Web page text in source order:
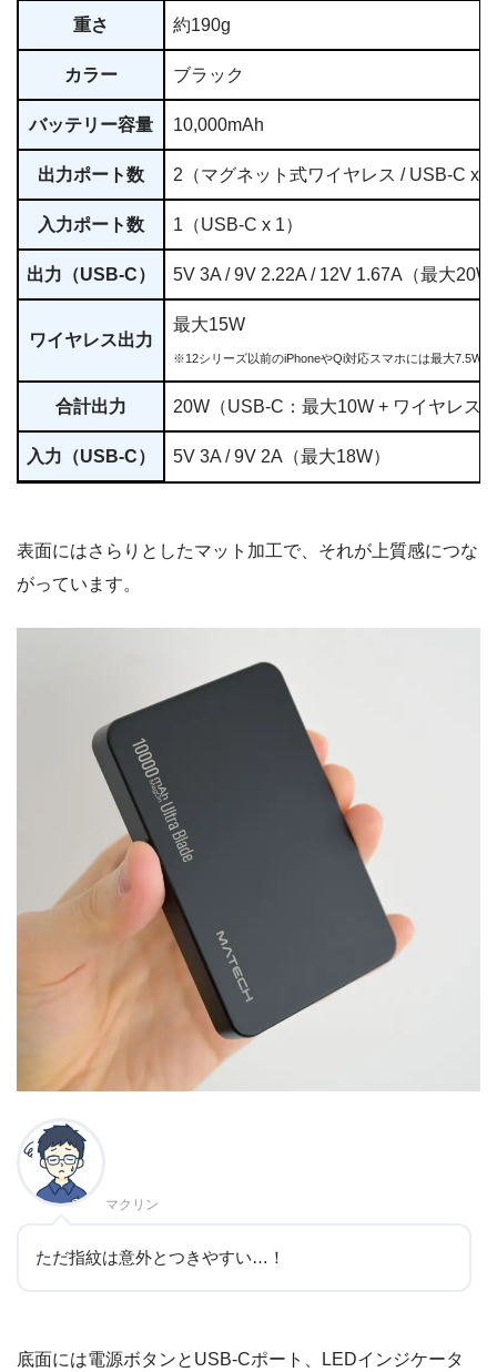
重さ 約190g
カラー ブラック
バッテリー容量 10,000mAh
出力ポート数 2（マグネット式ワイヤレス / USB-C x 1
入力ポート数 1（USB-C x 1）
出力（USB-C） 5V 3A / 9V 2.22A / 12V 1.67A（最大20W
ワイヤレス出力
最大15W
※12シリーズ以前のiPhoneやQi対応スマホには最大7.5W
合計出力 20W（USB-C：最大10W + ワイヤレス
入力（USB-C） 5V 3A / 9V 2A（最大18W）
表面にはさらりとしたマット加工で、それが上質感につな
がっています。
マクリン
ただ指紋は意外とつきやすい…！
底面には電源ボタンとUSB-Cポート、LEDインジケータ